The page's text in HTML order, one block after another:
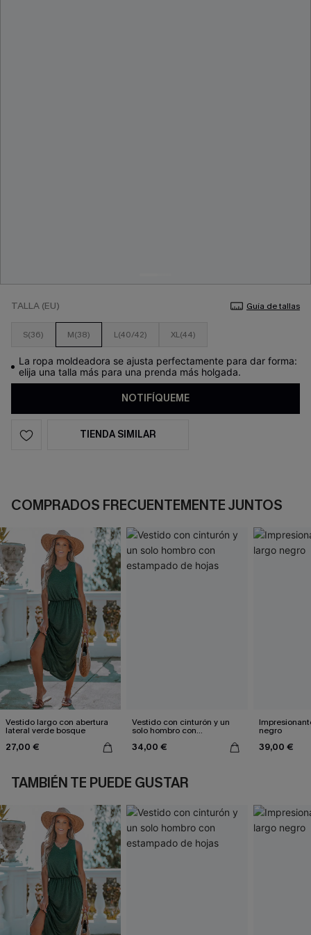
TALLA (EU) Guía de tallas
S(36) M(38) L(40/42) XL(44)
La ropa moldeadora se ajusta perfectamente para dar forma:
elija una talla más para una prenda más holgada.
NOTIFÍQUEME
TIENDA SIMILAR
COMPRADOS FRECUENTEMENTE JUNTOS
Vestido largo con abertura
lateral verde bosque
27,00 €
Vestido con cinturón y un
solo hombro con
34,00 €
negro
39,00 €
TAMBIÉN TE PUEDE GUSTAR